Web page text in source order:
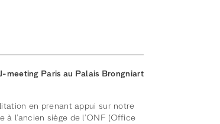
meeting Paris au Palais Brongniart
en prenant appui sur notre
l’ancien siège de l’ONF (Office